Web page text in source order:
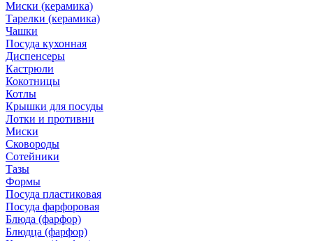
Миски (керамика)
Тарелки (керамика)
Чашки
Посуда кухонная
Диспенсеры
Кастрюли
Кокотницы
Котлы
Крышки для посуды
Лотки и противни
Миски
Сковороды
Сотейники
Тазы
Формы
Посуда пластиковая
Посуда фарфоровая
Блюда (фарфор)
Блюдца (фарфор)